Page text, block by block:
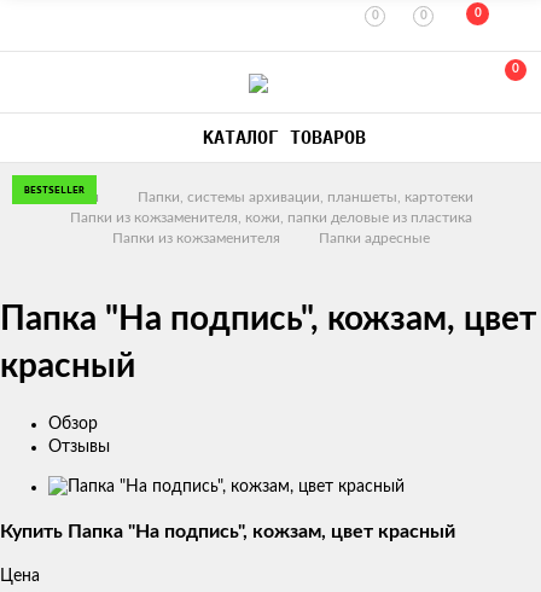
0 0 0
0
КАТАЛОГ ТОВАРОВ
Главная
Папки, системы архивации, планшеты, картотеки
Папки из кожзаменителя, кожи, папки деловые из пластика
Папки из кожзаменителя
Папки адресные
Папка "На подпись", кожзам, цвет
красный
Обзор
Отзывы
Изображения
товаров
BESTSELLER
Купить Папка "На подпись", кожзам, цвет красный
Цена